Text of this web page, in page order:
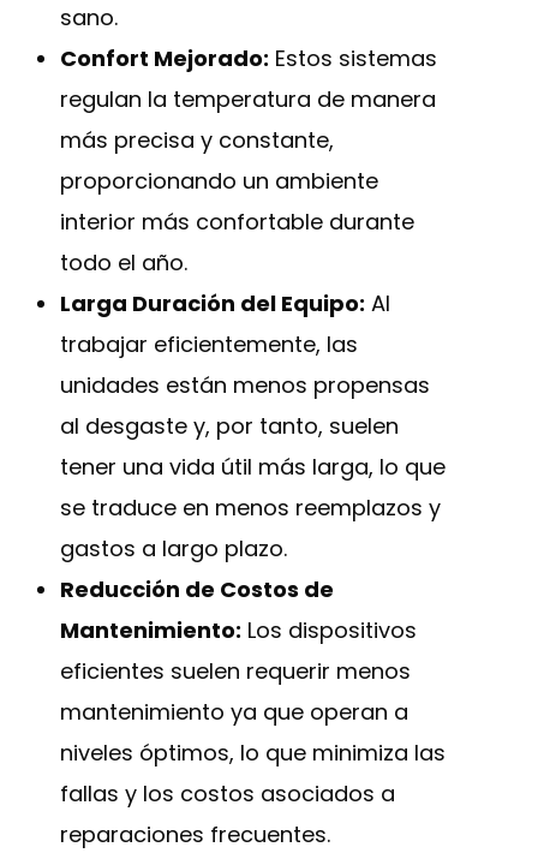
sano.
Confort Mejorado: Estos sistemas
regulan la temperatura de manera
más precisa y constante,
proporcionando un ambiente
interior más confortable durante
todo el año.
Larga Duración del Equipo: Al
trabajar eficientemente, las
unidades están menos propensas
al desgaste y, por tanto, suelen
tener una vida útil más larga, lo que
se traduce en menos reemplazos y
gastos a largo plazo.
Reducción de Costos de
Mantenimiento: Los dispositivos
eficientes suelen requerir menos
mantenimiento ya que operan a
niveles óptimos, lo que minimiza las
fallas y los costos asociados a
reparaciones frecuentes.